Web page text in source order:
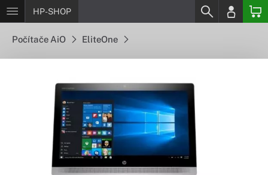
HP-SHOP
Počítače AiO EliteOne